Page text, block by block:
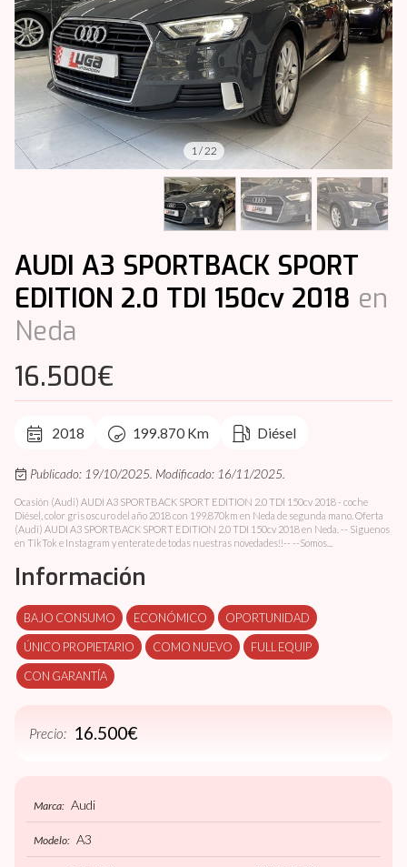
1 /22
AUDI A3 SPORTBACK SPORT
EDITION 2.0 TDI 150cv 2018 en
Neda
16.500€
2018 199.870 Km Diésel
Publicado: 19/10/2025. Modificado: 16/11/2025.
Ocasión (Audi) AUDI A3 SPORTBACK SPORT EDITION 2.0 TDI 150cv 2018 - coche
Diésel, color gris oscuro del año 2018 con 199.870km en Neda de segunda mano. Oferta
(Audi) AUDI A3 SPORTBACK SPORT EDITION 2.0 TDI 150cv 2018 en Neda. -- Siguenos
en TikTok e Instagram y enterate de todas nuestras novedades!!-- --Somos...
Información
BAJO CONSUMO ECONÓMICO
OPORTUNIDAD
ÚNICO PROPIETARIO
COMO NUEVO
FULL EQUIP
CON GARANTÍA
Precio: 16.500€
Marca: Audi
Modelo: A3